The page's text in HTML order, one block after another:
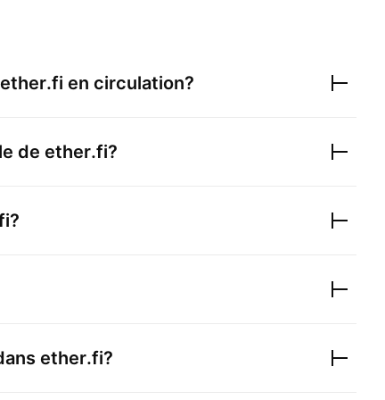
ether.fi en circulation?
de ether.fi?
?
ether.fi?